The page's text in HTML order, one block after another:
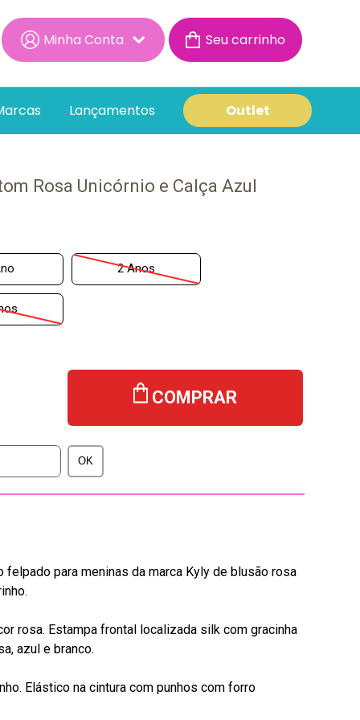
Minha Conta
Minhas Compras
Lançamentos Outlet
Rosa Unicórnio e Calça Azul
2 Anos
COMPRAR
felpado para meninas da marca Kyly de blusão rosa
rosa. Estampa frontal localizada silk com gracinha
azul e branco.
Elástico na cintura com punhos com forro